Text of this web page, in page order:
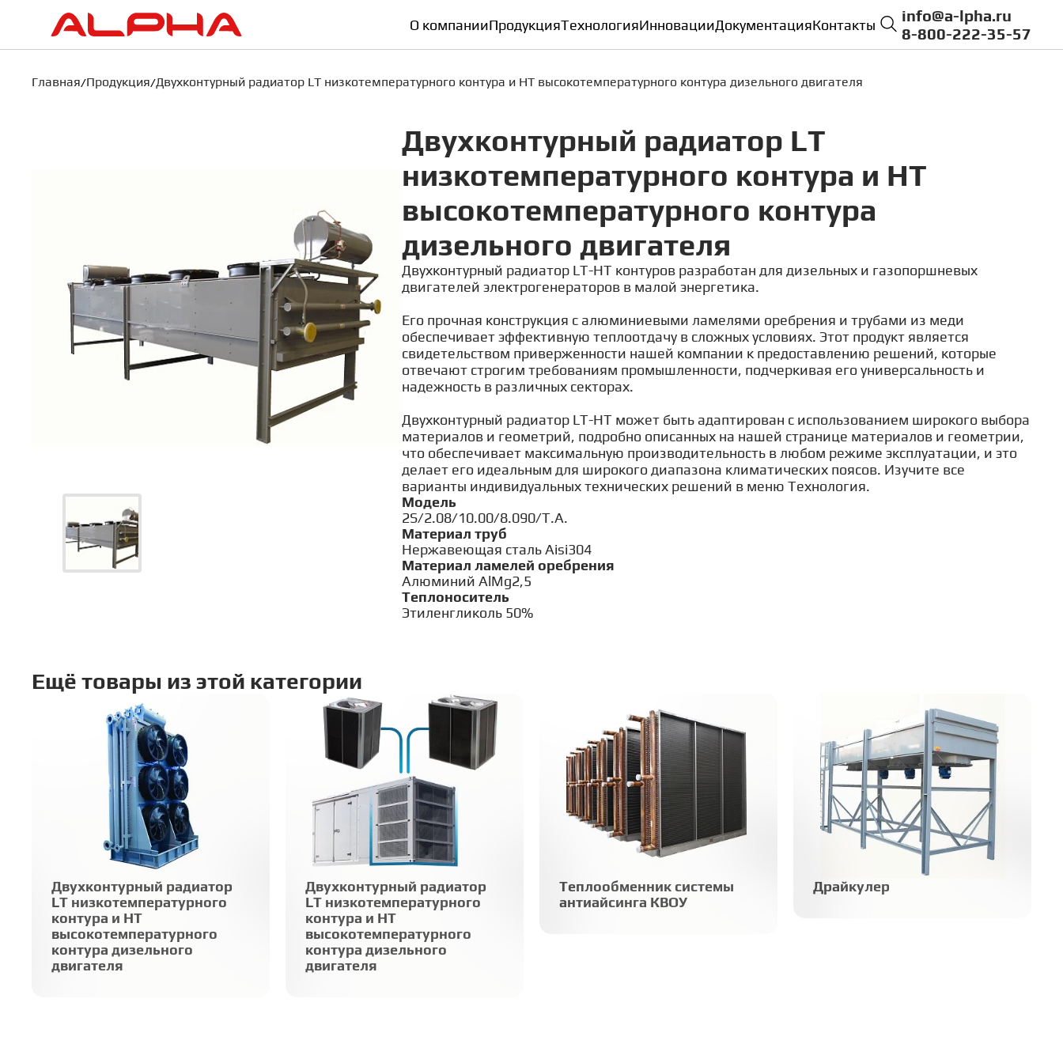
О компанииПродукцияТехнологияИнновацииДокументацияКонтакты
info@a-lpha.ru
8-800-222-35-57
Главная Продукция Двухконтурный радиатор LT низкотемпературного контура и HT высокотемпературного контура дизельного двигателя
Двухконтурный радиатор LT
низкотемпературного контура и HT
высокотемпературного контура
дизельного двигателя
Двухконтурный радиатор LT-HT контуров разработан для дизельных и газопоршневых
двигателей электрогенераторов в малой энергетика.
Его прочная конструкция с алюминиевыми ламелями оребрения и трубами из меди
обеспечивает эффективную теплоотдачу в сложных условиях. Этот продукт является
свидетельством приверженности нашей компании к предоставлению решений, которые
отвечают строгим требованиям промышленности, подчеркивая его универсальность и
надежность в различных секторах.
Двухконтурный радиатор LT-HT может быть адаптирован с использованием широкого выбора
материалов и геометрий, подробно описанных на нашей странице материалов и геометрии,
что обеспечивает максимальную производительность в любом режиме эксплуатации, и это
делает его идеальным для широкого диапазона климатических поясов. Изучите все
варианты индивидуальных технических решений в меню Технология.
Модель
2S/2.08/10.00/8.090/T.A.
Материал труб
Нержавеющая сталь Aisi304
Материал ламелей оребрения
Алюминий AlMg2,5
Теплоноситель
Этиленгликоль 50%
Ещё товары из этой категории
Двухконтурный радиатор
LT низкотемпературного
контура и HT
высокотемпературного
контура дизельного
двигателя
Двухконтурный радиатор
LT низкотемпературного
контура и HT
высокотемпературного
контура дизельного
двигателя
Теплообменник системы
антиайсинга КВОУ
Драйкулер
Бесплатная профессиональная
консультация
Сделайте запрос, и мы свяжемся с вами для консультации
Ваш e-mail
Комментарий
Я согласен с Политикой обработки персональных данных